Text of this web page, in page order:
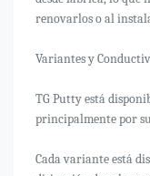
renovarlos o al
Variantes y
TG Putty está
principalmente por
Cada variante está